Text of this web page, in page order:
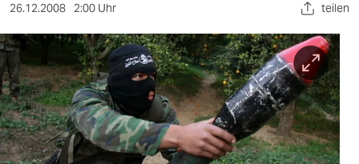
sport
berlin
nord
wahrheit
verlag
26.12.2008 2:00 Uhr teilen